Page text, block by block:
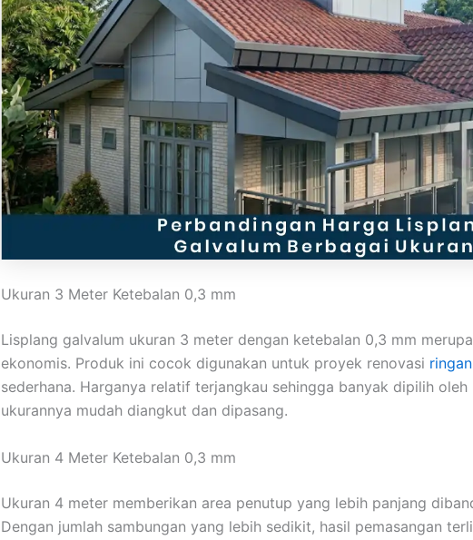
Ukuran 3 Meter Ketebalan 0,3 mm
Lisplang galvalum ukuran 3 meter dengan ketebalan 0,3 mm
ekonomis. Produk ini cocok digunakan untuk proyek renovasi ringan
sederhana. Harganya relatif terjangkau sehingga banyak dipilih oleh
ukurannya mudah diangkut dan dipasang.
Ukuran 4 Meter Ketebalan 0,3 mm
Ukuran 4 meter memberikan area penutup yang lebih panjang
Dengan jumlah sambungan yang lebih sedikit, hasil pemasangan